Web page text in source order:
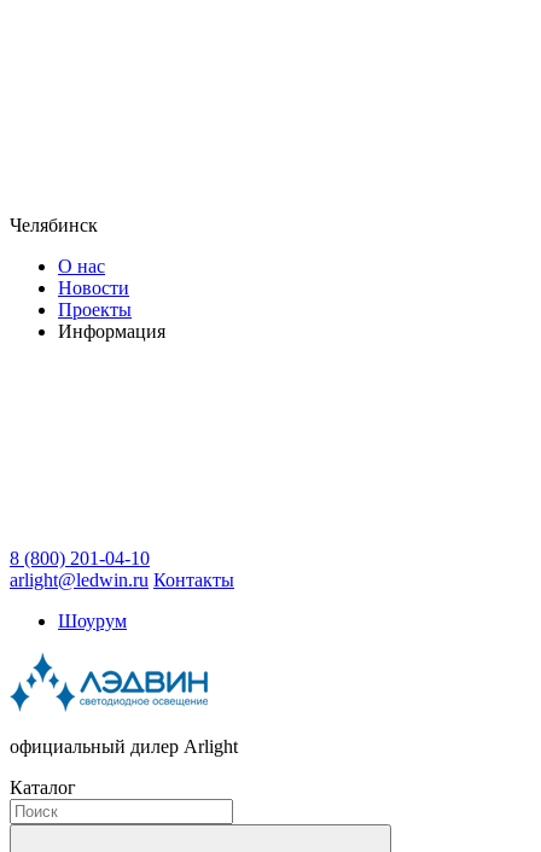
Челябинск
О нас
Новости
Проекты
Информация
8 (800) 201-04-10
arlight@ledwin.ru Контакты
Шоурум
официальный дилер Arlight
Каталог